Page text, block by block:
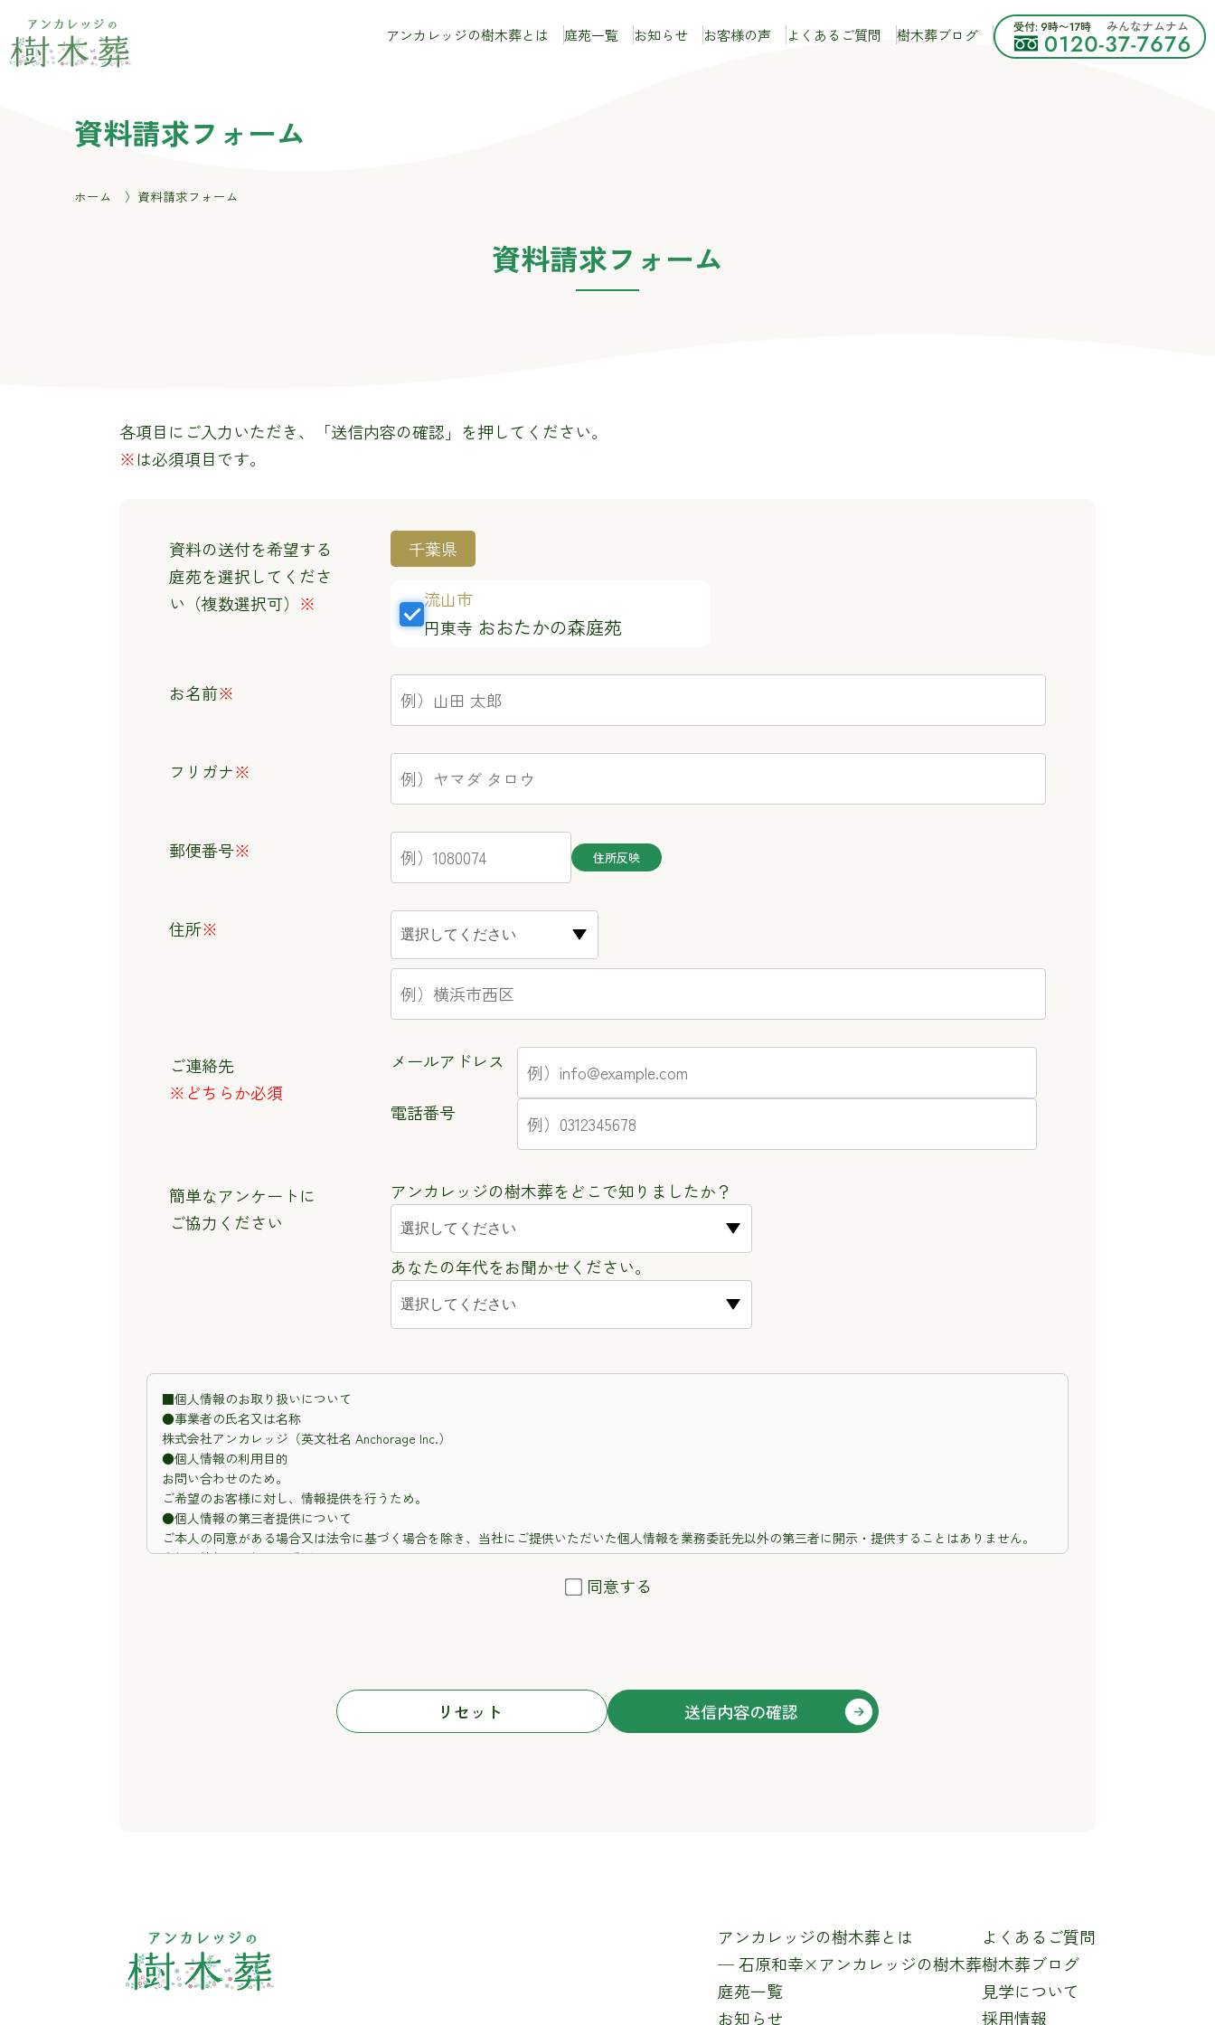
アンカレッジの樹木葬 アンカレッジの樹木葬とは 庭苑一覧 お知らせ お客様の声 よくある ご質問 樹木葬ブログ
資料請求フォーム
ホーム 資料請求フォーム
資料請求フォーム
各項目にご入力いただき、「送信内容の確認」を押してください。
※は必須項目です。
資料の送付を希望する
庭苑を選択してくださ
い（複数選択可） ※
千葉県
流山市
円東寺 おおたかの森庭苑
お名前※
フリガナ※
郵便番号※
住所※
ご連絡先
※どちらか必須
メールアドレス
電話番号
簡単なアンケートに
ご協力ください
アンカレッジの樹木葬をどこで知りましたか？
あなたの年代をお聞かせください。
■個人情報のお取り扱いについて
●事業者の氏名又は名称
株式会社アンカレッジ（英文社名 Anchorage Inc.）
●個人情報の利用目的
お問い合わせのため。
ご希望のお客様に対し、情報提供を行うため。
●個人情報の第三者提供について
ご本人の同意がある場合又は法令に基づく場合を除き、当社にご提供いただいた個人情報を業務委託先以外の第三者に開示・提供することはありません。
●個人情報の取扱いの委託について
●本人が容易に認識できない方法による個人情報の取得
当ホームページでは、お客様が当ホームページに再度訪問された際、同一のアクセスであることを計るために、クッキー（Cookies）およびウェブ・ビーコ
ンを使用しております。また、送信されるお客様の個人情報はSSLの暗号化通信により保護されております。
同意する
アンカレッジの樹木葬とは
─ 石原和幸×アンカレッジの樹木葬
庭苑一覧
お知らせ
よくあるご質問
樹木葬ブログ
見学について
採用情報